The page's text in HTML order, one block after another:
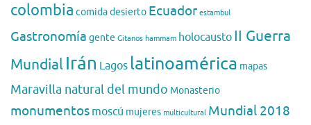
colombia comidadesierto Ecuador estambul
Gastronomía gente Gitanos hammam holocausto II Guerra
MundialIrán Lagos latinoamérica mapas
Maravilla natural del mundo Monasterio
monumentos moscú mujeres multicultural Mundial 2018